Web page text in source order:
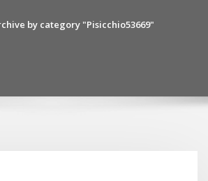
by category "Pisicchio53669"